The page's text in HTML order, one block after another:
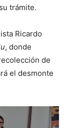
trámite.
Ricardo
, donde
de
el desmonte